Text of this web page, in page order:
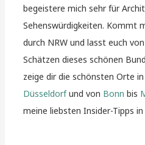
begeistere mich sehr für
Sehenswürdigkeiten. Kommt
durch NRW und lasst euch
Schätzen dieses schönen
zeige dir die schönsten Orte
Düsseldorfund von Bonn bis
meine liebsten Insider-Tipps